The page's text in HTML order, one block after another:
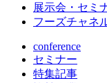
展示会・セミ
フーズチャネ
conference
セミナー
特集記事